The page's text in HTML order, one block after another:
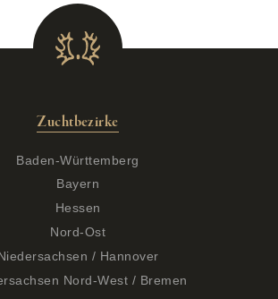
Zuchtbezirke
Baden-Württemberg
Bayern
Hessen
Nord-Ost
/ Hannover
Nord-West / Bremen